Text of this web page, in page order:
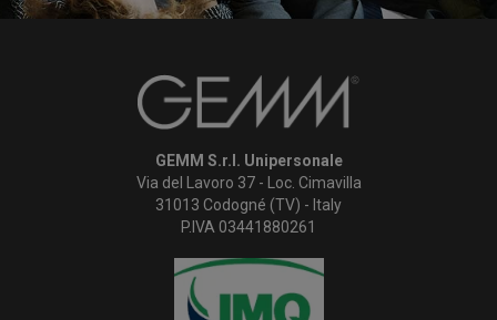
GEMM S.r.l. Unipersonale
Via del Lavoro 37 - Loc. Cimavilla
31013 Codogné (TV) - Italy
P.IVA 03441880261